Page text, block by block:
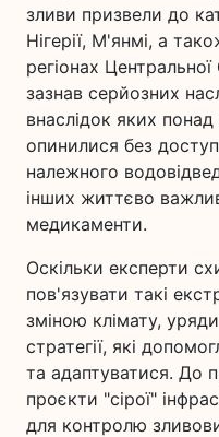
зливи призвели до
Нігерії, М'янмі, а
регіонах
зазнав серйозних
внаслідок яких
опинилися без
належного
інших життєво
медикаменти.
Оскільки експерти
пов'язувати такі
зміною клімату,
стратегії, які
та адаптуватися. До
проєкти "сірої"
для контролю